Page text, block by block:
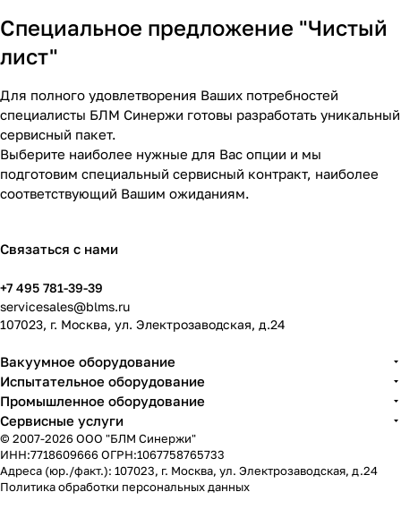
Специальное предложение "Чистый
лист"
Для полного удовлетворения Ваших потребностей
специалисты БЛМ Синержи готовы разработать уникальный
сервисный пакет.
Выберите наиболее нужные для Вас опции и мы
подготовим специальный сервисный контракт, наиболее
соответствующий Вашим ожиданиям.
Связаться с нами
+7 495 781-39-39
servicesales@blms.ru
107023, г. Москва, ул. Электрозаводская, д.24
Вакуумное оборудование
Испытательное оборудование
Промышленное оборудование
Сервисные услуги
© 2007-2026 ООО "БЛМ Синержи"
ИНН:7718609666 ОГРН:1067758765733
Адреса (юр./факт.): 107023, г. Москва, ул. Электрозаводская, д.24
Политика обработки персональных данных